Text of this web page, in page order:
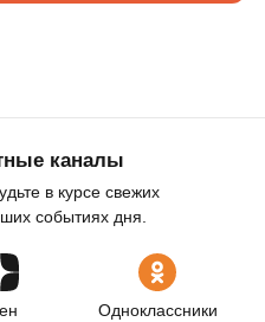
каналы
в курсе свежих
событиях дня.
Одноклассники